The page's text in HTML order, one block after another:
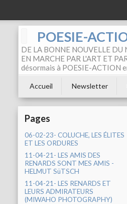
POESIE-
DE LA BONNE NOUVELLE
EN MARCHE PAR L'ART ET
désormais à POESIE-ACTION
Accueil Newsletter
Pages
06-02-23- COLUCHE, LES ÉLITES
ET LES ORDURES
11-04-21- LES AMIS DES
RENARDS SONT MES AMIS -
HELMUT SüTSCH
11-04-21- LES RENARDS ET
LEURS ADMIRATEURS
(MIWAHO PHOTOGRAPHY)